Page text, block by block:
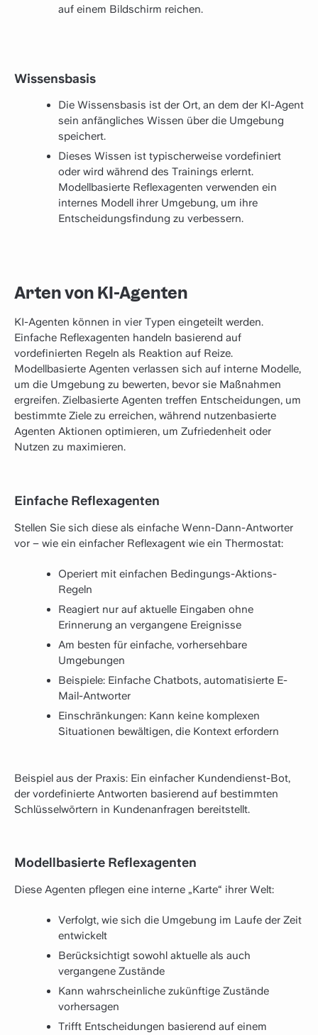
auf einem Bildschirm reichen.
Wissensbasis
Die Wissensbasis ist der Ort, an dem der KI-Agent
sein anfängliches Wissen über die Umgebung
speichert.
Dieses Wissen ist typischerweise vordefiniert
oder wird während des Trainings erlernt.
Modellbasierte Reflexagenten verwenden ein
internes Modell ihrer Umgebung, um ihre
Entscheidungsfindung zu verbessern.
Arten von KI-Agenten
KI-Agenten können in vier Typen eingeteilt werden.
Einfache Reflexagenten handeln basierend auf
vordefinierten Regeln als Reaktion auf Reize.
Modellbasierte Agenten verlassen sich auf interne Modelle,
um die Umgebung zu bewerten, bevor sie Maßnahmen
ergreifen. Zielbasierte Agenten treffen Entscheidungen, um
bestimmte Ziele zu erreichen, während nutzenbasierte
Agenten Aktionen optimieren, um Zufriedenheit oder
Nutzen zu maximieren.
Einfache Reflexagenten
Stellen Sie sich diese als einfache Wenn-Dann-Antworter
vor – wie ein einfacher Reflexagent wie ein Thermostat:
Operiert mit einfachen Bedingungs-Aktions-
Regeln
Reagiert nur auf aktuelle Eingaben ohne
Erinnerung an vergangene Ereignisse
Am besten für einfache, vorhersehbare
Umgebungen
Beispiele: Einfache Chatbots, automatisierte E-
Mail-Antworter
Einschränkungen: Kann keine komplexen
Situationen bewältigen, die Kontext erfordern
Beispiel aus der Praxis: Ein einfacher Kundendienst-Bot,
der vordefinierte Antworten basierend auf bestimmten
Schlüsselwörtern in Kundenanfragen bereitstellt.
Modellbasierte Reflexagenten
Diese Agenten pflegen eine interne „Karte“ ihrer Welt:
Verfolgt, wie sich die Umgebung im Laufe der Zeit
entwickelt
Berücksichtigt sowohl aktuelle als auch
vergangene Zustände
Kann wahrscheinliche zukünftige Zustände
vorhersagen
Trifft Entscheidungen basierend auf einem